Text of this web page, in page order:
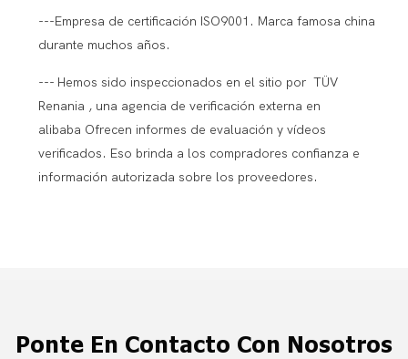
---Empresa de certificación ISO9001. Marca famosa china
durante muchos años.
--- Hemos sido inspeccionados en el sitio por TÜV
Renania , una agencia de verificación externa en
alibaba Ofrecen informes de evaluación y vídeos
verificados. Eso brinda a los compradores confianza e
información autorizada sobre los proveedores.
Ponte En Contacto Con Nosotros